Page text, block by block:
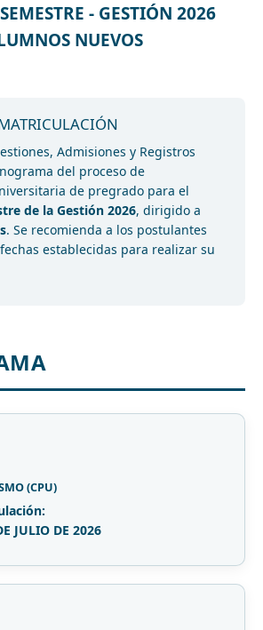
- GESTIÓN 2026
NUEVOS
Admisiones y Registros
del proceso de
de pregrado para el
de la Gestión 2026, dirigido a
. Se recomienda a los postulantes
establecidas para realizar su
(CPU)
JULIO DE 2026